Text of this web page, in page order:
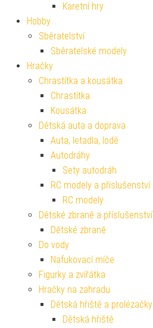
Karetní hry
Hobby
Sběratelství
Sběratelské modely
Hračky
Chrastítka a kousátka
Chrastítka
Kousátka
Dětská auta a doprava
Auta, letadla, lodě
Autodráhy
Sety autodráh
RC modely a příslušenství
RC modely
Dětské zbraně a příslušenství
Dětské zbraně
Do vody
Nafukovací míče
Figurky a zvířátka
Hračky na zahradu
Dětská hřiště a prolézačky
Dětská hřiště